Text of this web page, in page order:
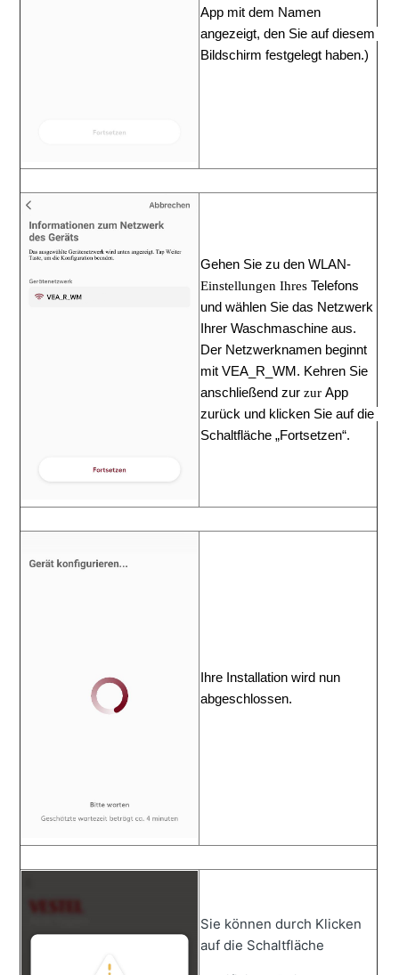
App mit dem Namen
angezeigt, den Sie auf diesem
Bildschirm festgelegt haben.)
Gehen Sie zu den WLAN-
Einstellungen Ihres Telefons
und wählen Sie das Netzwerk
Ihrer Waschmaschine aus.
Der Netzwerknamen beginnt
mit VEA_R_WM. Kehren Sie
anschließend zur zur App
zurück und klicken Sie auf die
Schaltfläche „Fortsetzen“.
Ihre Installation wird nun
abgeschlossen.
Sie können durch Klicken
auf die Schaltfläche